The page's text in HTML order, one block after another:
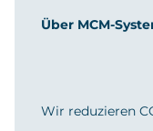
Über MCM-
Wir reduzieren